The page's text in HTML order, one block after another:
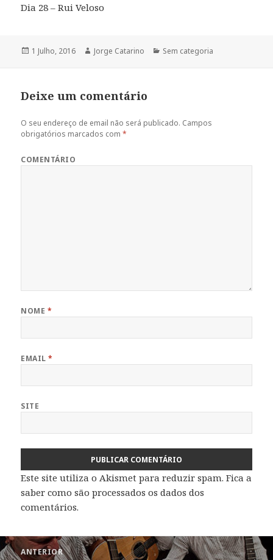
Dia 28 – Rui Veloso
Publicado
1 Julho, 2016 Autor
Jorge Catarino Categorias
Sem categoria
Deixe um comentário
O seu endereço de email não será publicado. Campos
obrigatórios marcados com*
COMENTÁRIO
NOME *
EMAIL*
SITE
Este site utiliza o Akismet para reduzir spam.Fica a
saber como são processados os dados dos
comentários.
Navegação
ANTERIOR